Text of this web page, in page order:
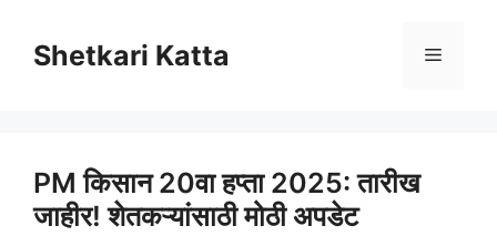
content
Shetkari Katta Menu
PM किसान 20वा हप्ता 2025: तारीख
जाहीर! शेतकऱ्यांसाठी मोठी अपडेट